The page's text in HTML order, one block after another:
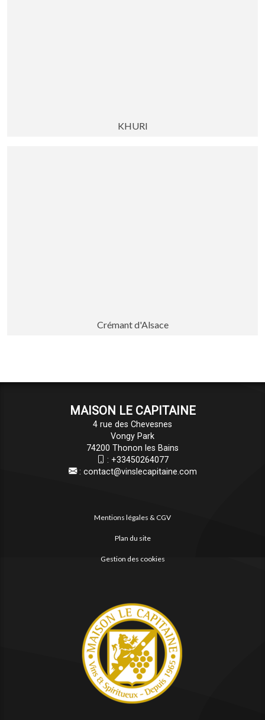
KHURI
Crémant d'Alsace
MAISON LE CAPITAINE
4 rue des Chevesnes
Vongy Park
74200 Thonon les Bains
: +33450264077
: contact@vinslecapitaine.com
Mentions légales & CGV
Plan du site
Gestion des cookies